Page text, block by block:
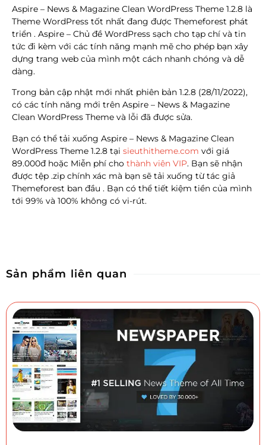
Aspire – News & Magazine Clean WordPress Theme 1.2.8 là
Theme WordPress tốt nhất đang được Themeforest phát
triển . Aspire – Chủ đề WordPress sạch cho tạp chí và tin
tức đi kèm với các tính năng mạnh mẽ cho phép bạn xây
dựng trang web của mình một cách nhanh chóng và dễ
dàng.
Trong bản cập nhật mới nhất phiên bản 1.2.8 (28/11/2022),
có các tính năng mới trên Aspire – News & Magazine
Clean WordPress Theme và lỗi đã được sửa.
Bạn có thể tải xuống Aspire – News & Magazine Clean
WordPress Theme 1.2.8 tại sieuthitheme.com với giá
89.000đ hoặc Miễn phí cho thành viên VIP. Bạn sẽ nhận
được tệp .zip chính xác mà bạn sẽ tải xuống từ tác giả
Themeforest ban đầu . Bạn có thể tiết kiệm tiền của mình
tới 99% và 100% không có vi-rút.
Sản phẩm liên quan